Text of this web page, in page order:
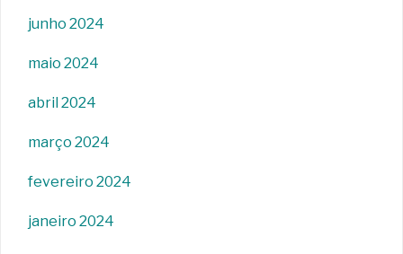
junho 2024
maio 2024
abril 2024
março 2024
fevereiro 2024
janeiro 2024